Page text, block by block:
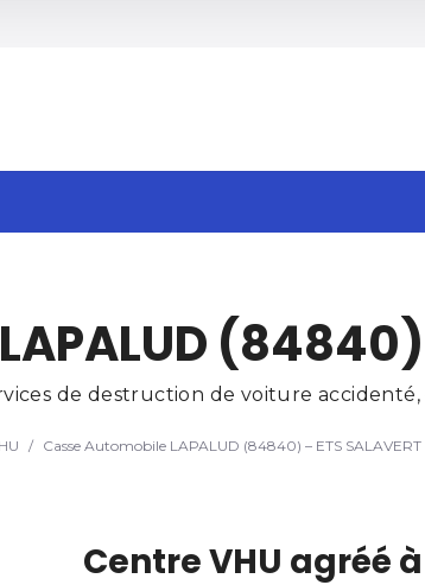
Search (84840) –
de destruction de voiture
/ Casse Automobile LAPALUD (84840) – ETS SALAVERT
Centre VHU agréé